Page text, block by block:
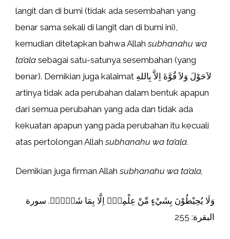
langit dan di bumi (tidak ada sesembahan yang
benar sama sekali di langit dan di bumi ini),
kemudian ditetapkan bahwa Allahsubhanahu wa
ta’ala sebagai satu-satunya sesembahan (yang
benar). Demikian juga kalaimat ﻻَحَوْلَ وَﻻَ قُوَّةَ اِﻻَّ بِاللهِ
artinya tidak ada perubahan dalam bentuk apapun
dari semua perubahan yang ada dan tidak ada
kekuatan apapun yang pada perubahan itu kecuali
atas pertolongan Allahsubhanahu wa ta’ala.
Demikian juga firman Allahsubhanahu wa ta’ala,
وَلَا يُحِيْطُوْنَ بِشَيْءٍ مِّنْ عِلْمِهٖٓ اِلَّا بِمَا شَاۤءَۚ. سورة
البقرة: 255